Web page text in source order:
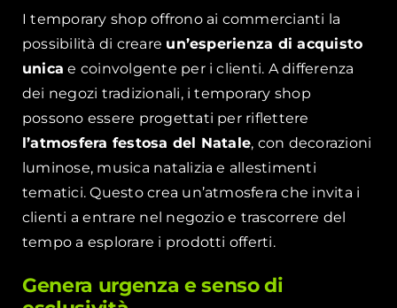
I temporary shop offrono ai commercianti la
possibilità di creare un’esperienza di acquisto
unica e coinvolgente per i clienti. A differenza
dei negozi tradizionali, i temporary shop
possono essere progettati per riflettere
l’atmosfera festosa del Natale, con decorazioni
luminose, musica natalizia e allestimenti
tematici. Questo crea un’atmosfera che invita i
clienti a entrare nel negozio e trascorrere del
tempo a esplorare i prodotti offerti.
Genera urgenza e senso di